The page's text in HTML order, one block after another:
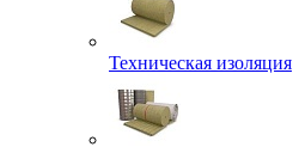
Техническая изоляция